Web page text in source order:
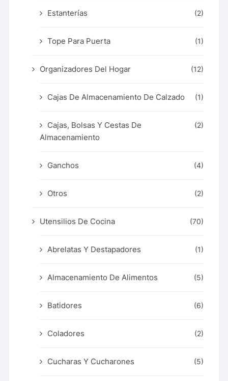
Estanterías (2)
Tope Para Puerta (1)
Organizadores Del Hogar (12)
Cajas De Almacenamiento De Calzado (1)
Cajas, Bolsas Y Cestas De
Almacenamiento
(2)
Ganchos (4)
Otros (2)
Utensilios De Cocina (70)
Abrelatas Y Destapadores (1)
Almacenamiento De Alimentos (5)
Batidores (6)
Coladores (2)
Cucharas Y Cucharones (5)